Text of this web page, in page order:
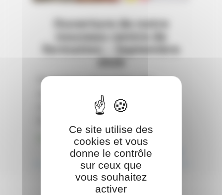
Ouverture de notre
nouveau centre de
formation – Septembre
2026
Formations disponibles dès
septembre 2026 Nous serons en
mesure de proposer les
Publié le 25 juin 2026
Lire la suite
Ce site utilise des
cookies et vous
donne le contrôle
sur ceux que
vous souhaitez
activer